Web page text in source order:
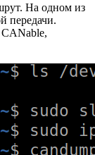
На одном из
передачи.